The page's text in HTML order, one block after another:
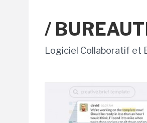
/
Logiciel Collaboratif et